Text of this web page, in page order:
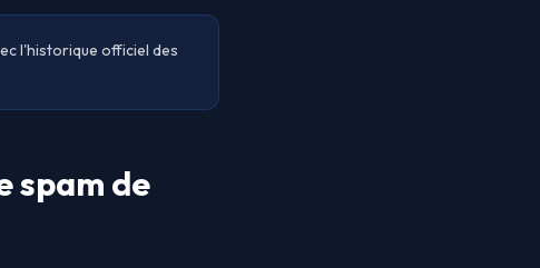
l'historique officiel des
spam de